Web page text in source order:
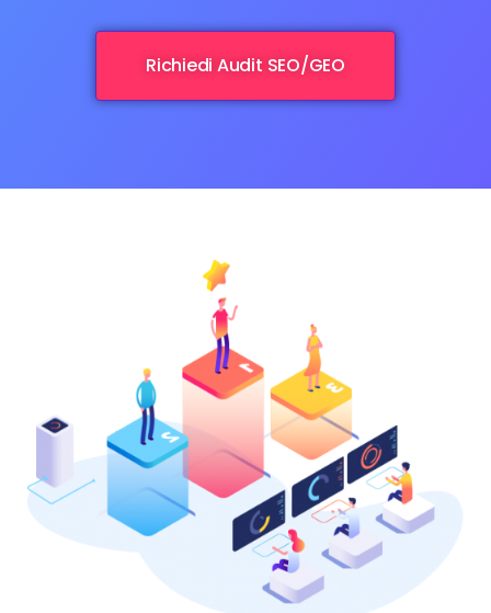
Richiedi Audit SEO/GEO